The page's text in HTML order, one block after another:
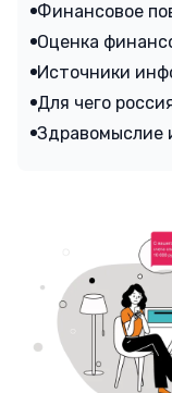
Финансовое
Оценка
Источники
Для чего
Здравомыслие